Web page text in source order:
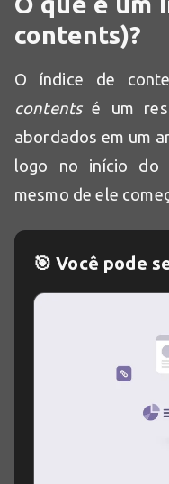
contents)?
O índice de
contentsé um
abordados em um
logo no início do
mesmo de ele
🎯 Você pode